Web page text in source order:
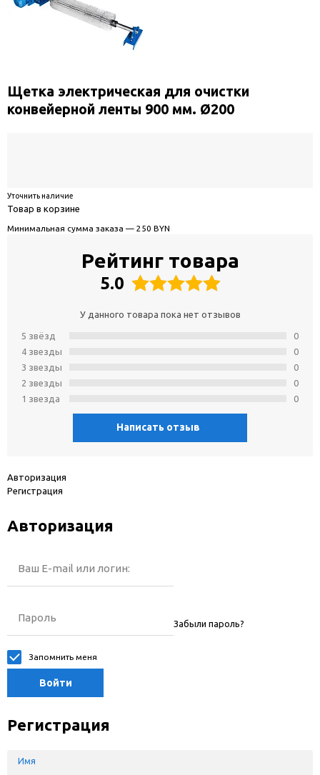
Щетка электрическая для очистки
конвейерной ленты 900 мм. Ø200
Уточнить наличие
Товар в корзине
Минимальная сумма заказа — 250 BYN
Рейтинг товара
5.0
У данного товара пока нет отзывов
5 звёзд
4 звeзды
3 звeзды
2 звeзды
1 звeзда
0
0
0
0
0
Написать отзыв
Авторизация
Регистрация
Авторизация
Ваш E-mail или логин:
Пароль Забыли пароль?
Запомнить меня
Войти
Регистрация
Имя